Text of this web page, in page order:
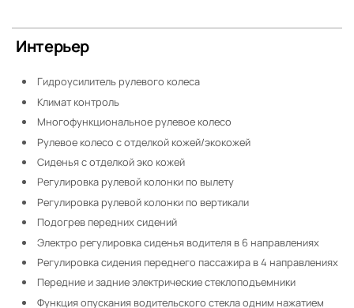
Интерьер
Гидроусилитель рулевого колеса
Климат контроль
Многофункциональное рулевое колесо
Рулевое колесо с отделкой кожей/экокожей
Сиденья с отделкой эко кожей
Регулировка рулевой колонки по вылету
Регулировка рулевой колонки по вертикали
Подогрев передних сидений
Электро регулировка сиденья водителя в 6 направлениях
Регулировка сидения переднего пассажира в 4 направлениях
Передние и задние электрические стеклоподъемники
Функция опускания водительского стекла одним нажатием